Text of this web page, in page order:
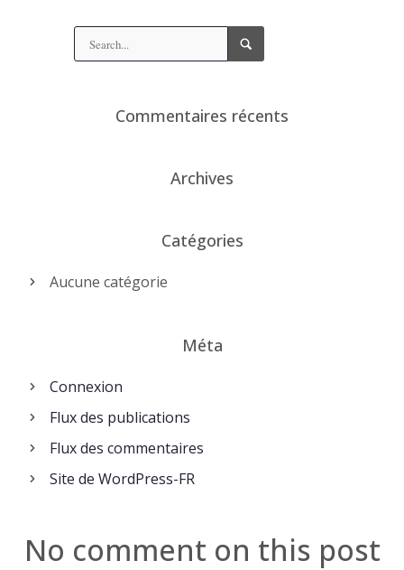
Commentaires récents
Archives
Catégories
Aucune catégorie
Méta
Connexion
Flux des publications
Flux des commentaires
Site de WordPress-FR
No comment on this post